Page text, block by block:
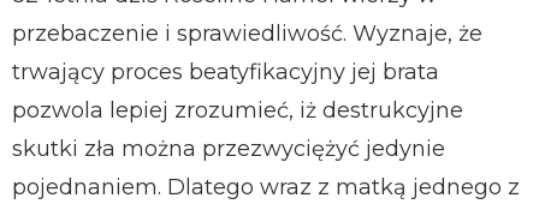
przebaczenie i sprawiedliwość. Wyznaje, że
trwający proces beatyfikacyjny jej brata
pozwola lepiej zrozumieć, iż destrukcyjne
skutki zła można przezwyciężyć jedynie
pojednaniem. Dlatego wraz z matką jednego z